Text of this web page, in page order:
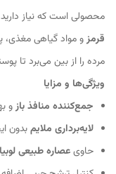
محصولی است که نیاز
قرمزو مواد گیاهی مغذی،
مرده را از بین می‌برد تا
ویژگی‌ها و مزایا
جمع‌کننده منافذ بازو
لایه‌برداری ملایمبدون
حاویعصاره طبیعی